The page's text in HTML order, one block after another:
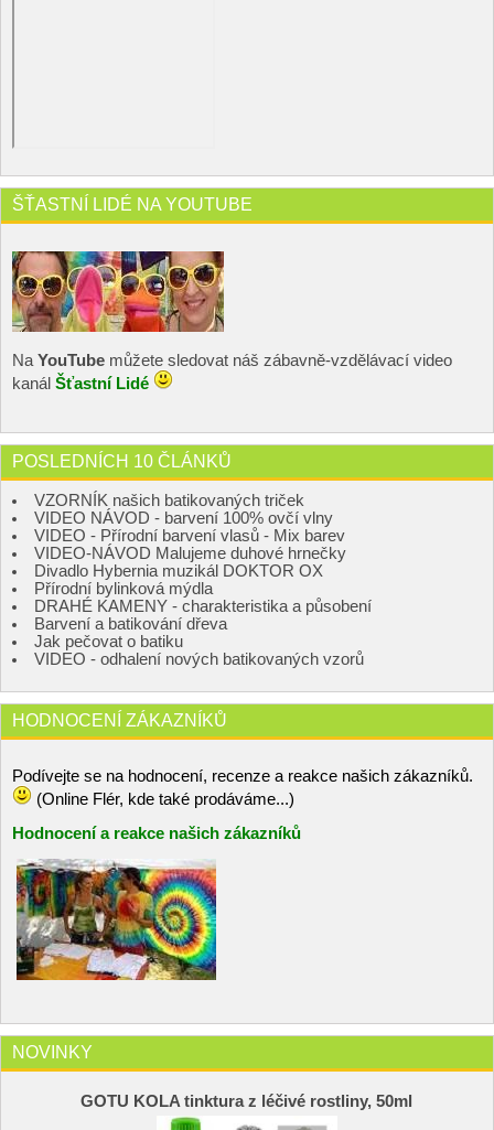
ŠŤASTNÍ LIDÉ NA YOUTUBE
Na YouTube můžete sledovat náš zábavně-vzdělávací video
kanál Šťastní Lidé
POSLEDNÍCH 10 ČLÁNKŮ
VZORNÍK našich batikovaných triček
VIDEO NÁVOD - barvení 100% ovčí vlny
VIDEO - Přírodní barvení vlasů - Mix barev
VIDEO-NÁVOD Malujeme duhové hrnečky
Divadlo Hybernia muzikál DOKTOR OX
Přírodní bylinková mýdla
DRAHÉ KAMENY - charakteristika a působení
Barvení a batikování dřeva
Jak pečovat o batiku
VIDEO - odhalení nových batikovaných vzorů
HODNOCENÍ ZÁKAZNÍKŮ
Podívejte se na hodnocení, recenze a reakce našich zákazníků.
(Online Flér, kde také prodáváme...)
Hodnocení a reakce našich zákazníků
NOVINKY
GOTU KOLA tinktura z léčivé rostliny, 50ml